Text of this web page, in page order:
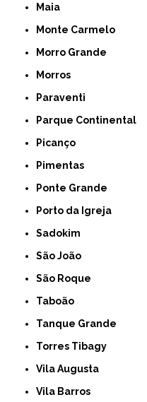
Maia
Monte Carmelo
Morro Grande
Morros
Paraventi
Parque Continental
Picanço
Pimentas
Ponte Grande
Porto da Igreja
Sadokim
São João
São Roque
Taboão
Tanque Grande
Torres Tibagy
Vila Augusta
Vila Barros